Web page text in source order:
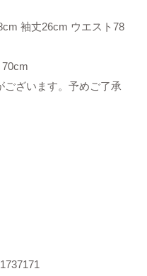
袖丈26cm ウエスト78
ざいます。予めご了承